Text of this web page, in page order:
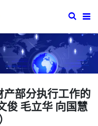
产部分执行工作的
俊 毛立华 向国慧